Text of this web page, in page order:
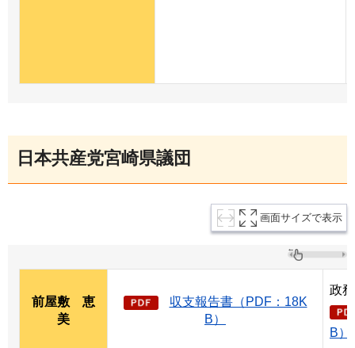
日本共産党宮崎県議団
画面サイズで表示
前屋敷
恵
美
収支報告書（PDF：18K
B）
政
B）